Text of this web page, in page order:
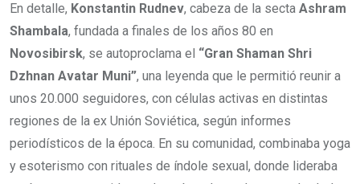
En detalle, Konstantin Rudnev, cabeza de la secta Ashram
Shambala, fundada a finales de los años 80 en
Novosibirsk, se autoproclama el “Gran Shaman Shri
Dzhnan Avatar Muni”, una leyenda que le permitió reunir a
unos 20.000 seguidores, con células activas en distintas
regiones de la ex Unión Soviética, según informes
periodísticos de la época. En su comunidad, combinaba yoga
y esoterismo con rituales de índole sexual, donde lideraba